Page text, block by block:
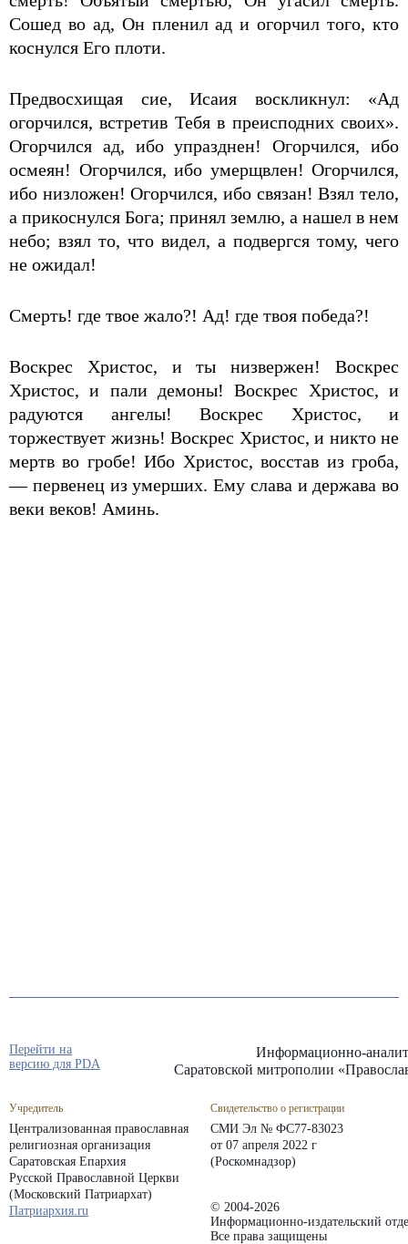
Сошед во ад, Он пленил ад и огорчил того, кто
коснулся Его плоти.
Предвосхищая сие, Исаия воскликнул: «Ад
огорчился, встретив Тебя в преисподних своих».
Огорчился ад, ибо упразднен! Огорчился, ибо
осмеян! Огорчился, ибо умерщвлен! Огорчился,
ибо низложен! Огорчился, ибо связан! Взял тело,
а прикоснулся Бога; принял землю, а нашел в нем
небо; взял то, что видел, а подвергся тому, чего
не ожидал!
Смерть! где твое жало?! Ад! где твоя победа?!
Воскрес Христос, и ты низвержен! Воскрес
Христос, и пали демоны! Воскрес Христос, и
радуются ангелы! Воскрес Христос, и
торжествует жизнь! Воскрес Христос, и никто не
мертв во гробе! Ибо Христос, восстав из гроба,
— первенец из умерших. Ему слава и держава во
веки веков! Аминь.
Информационно-
Саратовской митрополии
Учредитель
Централизованная православная
религиозная организация
Саратовская Епархия
Русской Православной Церкви
(Московский Патриархат)
Патриархия.ru
Свидетельство о регистрации
СМИ Эл № ФС77-83023
от 07 апреля 2022 г
(Роскомнадзор)
© 2004-2026
Информационно-издательский
Все права защищены
Перейти на
версию для PDA